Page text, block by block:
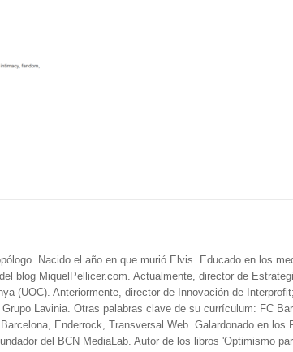
Nacido el año en que murió Elvis. Educado en los
blog MiquelPellicer.com. Actualmente, director de
(UOC). Anteriormente, director de Innovación de
Lavinia. Otras palabras clave de su currículum: FC
Enderrock, Transversal Web. Galardonado en los
del BCN MediaLab. Autor de los libros 'Optimismo